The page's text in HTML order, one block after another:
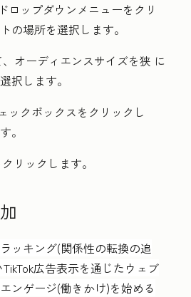
ロップダウンメニューをクリ
の場所を選択します。
オーディエンスサイズを狭 に
択します。
ックボックスをクリックし
。
リックします。
ッキング(関係性の転換の追
広告表示を通じたウェブ
ンゲージ(働きかけ)を始める